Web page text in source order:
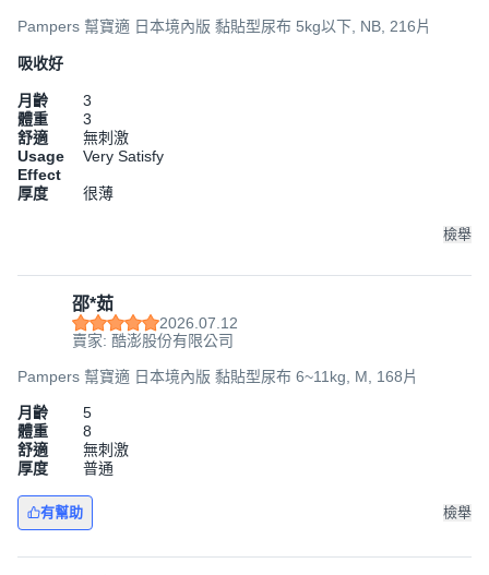
Pampers 幫寶適 日本境內版 黏貼型尿布 5kg以下, NB, 216片
吸收好
月齡
3
體重
3
舒適
無刺激
Usage
Effect
Very Satisfy
厚度 很薄
檢舉
邵*茹
2026.07.12
賣家: 酷澎股份有限公司
Pampers 幫寶適 日本境內版 黏貼型尿布 6~11kg, M, 168片
月齡
5
體重
8
舒適
無刺激
厚度
普通
有幫助 檢舉